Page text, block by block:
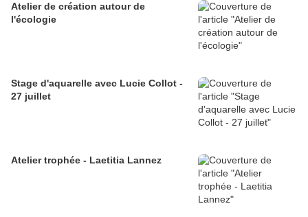
Atelier de création autour de
l'écologie
Stage d'aquarelle avec Lucie Collot -
27 juillet
Atelier trophée - Laetitia Lannez